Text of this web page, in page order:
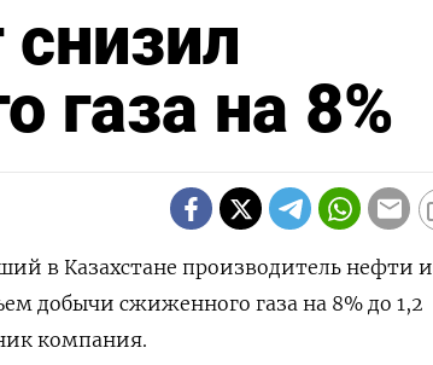
газа на 8%
в Казахстане производитель нефти и
добычи сжиженного газа на 8% до 1,2
компания.